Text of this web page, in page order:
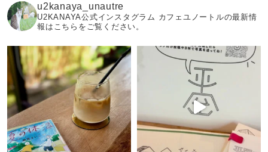
u2kanaya_unautre
U2KANAYA公式インスタグラム カフェユノートルの最新情
報はこちらをご覧ください。